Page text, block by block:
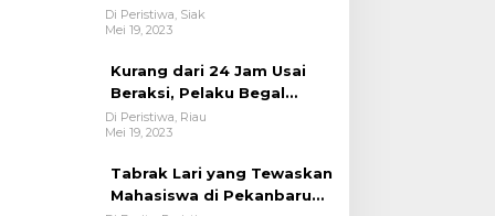
oleh tim Opsnal Polsek
Tualang-Polres Siak-Polda
Di Peristiwa, Siak
Mei 19, 2023
Kurang dari 24 Jam Usai
Beraksi, Pelaku Begal
Berhasil Di Bekuk
Satreskrim Polres
Di Peristiwa, Riau
Mei 19, 2023
Tabrak Lari yang Tewaskan
Mahasiswa di Pekanbaru